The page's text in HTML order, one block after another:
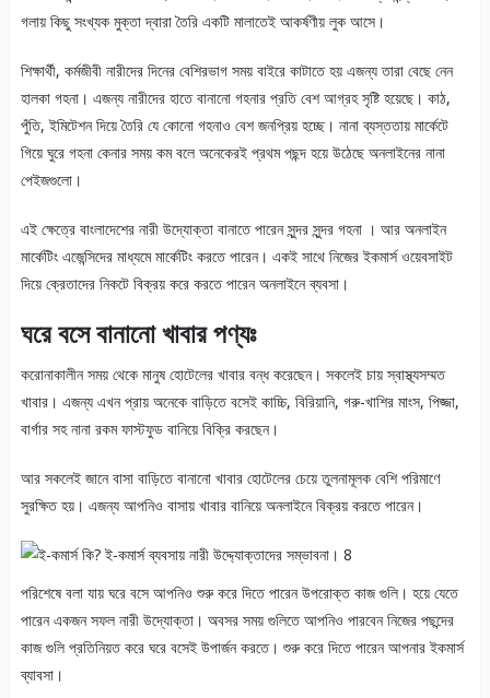
গলায় কিছু সংখ্যক মুক্তা দ্বারা তৈরি একটি মালাতেই আকর্ষণীয় লুক আসে।
শিক্ষার্থী, কর্মজীবী নারীদের দিনের বেশিরভাগ সময় বাইরে কাটাতে হয় এজন্য তারা বেছে নেন
হালকা গহনা। এজন্য নারীদের হাতে বানানো গহনার প্রতি বেশ আগ্রহ সৃষ্টি হয়েছে। কাঠ,
পুঁতি, ইমিটেশন দিয়ে তৈরি যে কোনো গহনাও বেশ জনপ্রিয় হচ্ছে। নানা ব্যস্ততায় মার্কেটে
গিয়ে ঘুরে গহনা কেনার সময় কম বলে অনেকেরই প্রথম পছন্দ হয়ে উঠেছে অনলাইনের নানা
পেইজগুলো।
এই ক্ষেত্রে বাংলাদেশের নারী উদ্যোক্তা বানাতে পারেন সুন্দর সুন্দর গহনা । আর অনলাইন
মার্কেটিং এজেন্সিদের মাধ্যমে মার্কেটিং করতে পারেন। একই সাথে নিজের ইকমার্স ওয়েবসাইট
দিয়ে ক্রেতাদের নিকটে বিক্রয় করে করতে পারেন অনলাইনে ব্যবসা।
ঘরে বসে বানানো খাবার পণ্যঃ
করোনাকালীন সময় থেকে মানুষ হোটেলের খাবার বন্ধ করেছেন। সকলেই চায় স্বাস্থ্যসম্মত
খাবার। এজন্য এখন প্রায় অনেকে বাড়িতে বসেই কাচ্চি, বিরিয়ানি, গরু-খাশির মাংস, পিজ্জা,
বার্গার সহ নানা রকম ফাস্টফুড বানিয়ে বিক্রি করছেন।
আর সকলেই জানে বাসা বাড়িতে বানানো খাবার হোটেলের চেয়ে তুলনামূলক বেশি পরিমাণে
সুরক্ষিত হয়। এজন্য আপনিও বাসায় খাবার বানিয়ে অনলাইনে বিক্রয় করতে পারেন।
পরিশেষে বলা যায় ঘরে বসে আপনিও শুরু করে দিতে পারেন উপরোক্ত কাজ গুলি। হয়ে যেতে
পারেন একজন সফল নারী উদ্যোক্তা। অবসর সময় গুলিতে আপনিও পারবেন নিজের পছন্দের
কাজ গুলি প্রতিনিয়ত করে ঘরে বসেই উপার্জন করতে। শুরু করে দিতে পারেন আপনার ইকমার্স
ব্যাবসা।